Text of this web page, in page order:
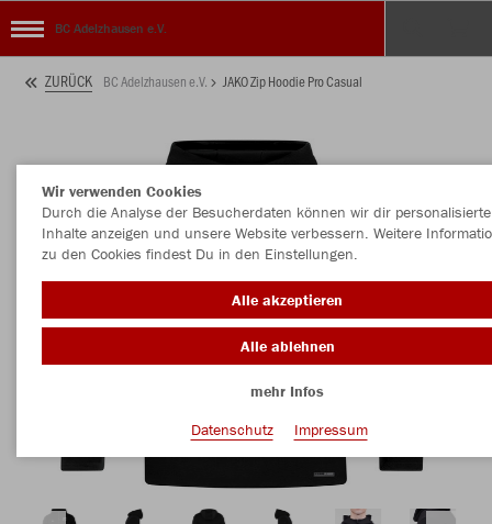
BC Adelzhausen e.V.
ZURÜCK BC Adelzhausen e.V. JAKO Zip Hoodie Pro Casual
Wir verwenden Cookies
Durch die Analyse der Besucherdaten können wir dir personalisierte
Inhalte anzeigen und unsere Website verbessern. Weitere
zu den Cookies findest Du in den Einstellungen.
Alle akzeptieren
Alle ablehnen
mehr Infos
Datenschutz
Impressum